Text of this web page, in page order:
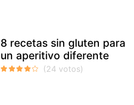
8 recetas sin gluten para
un aperitivo diferente